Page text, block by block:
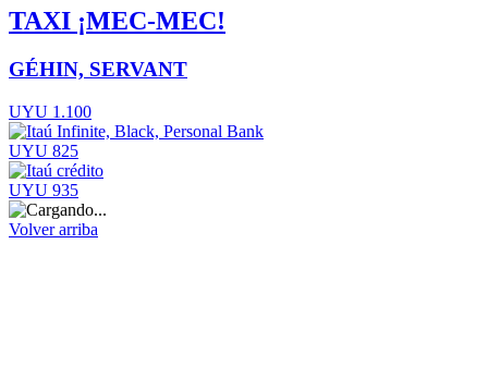
TAXI ¡MEC-MEC!
GÉHIN, SERVANT
UYU 1.100
UYU 825
UYU 935
Volver arriba